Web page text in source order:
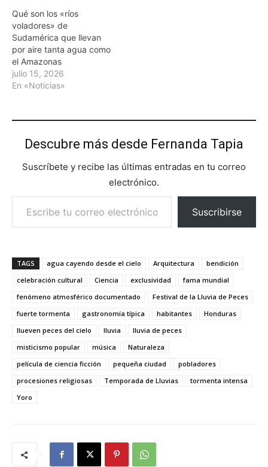
Qué son los «ríos
voladores» de
Sudamérica que llevan
por aire tanta agua como
el Amazonas
julio 15, 2026
En «Noticias»
Descubre más desde Fernanda Tapia
Suscríbete y recibe las últimas entradas en tu correo
electrónico.
Escribe tu correo electrónico…
Suscribirse
TAGS agua cayendo desde el cielo Arquitectura
bendición
celebración cultural
Ciencia exclusividad
fama mundial
fenómeno atmosférico documentado
Festival de la Lluvia de Peces
fuerte tormenta
gastronomía típica habitantes
Honduras
llueven peces del cielo
lluvia
lluvia de peces
misticismo popular
música
Naturaleza
película de ciencia ficción
pequeña ciudad
pobladores
procesiones religiosas
Temporada de Lluvias
tormenta intensa
Yoro